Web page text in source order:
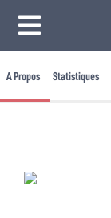
A Propos Statistiques